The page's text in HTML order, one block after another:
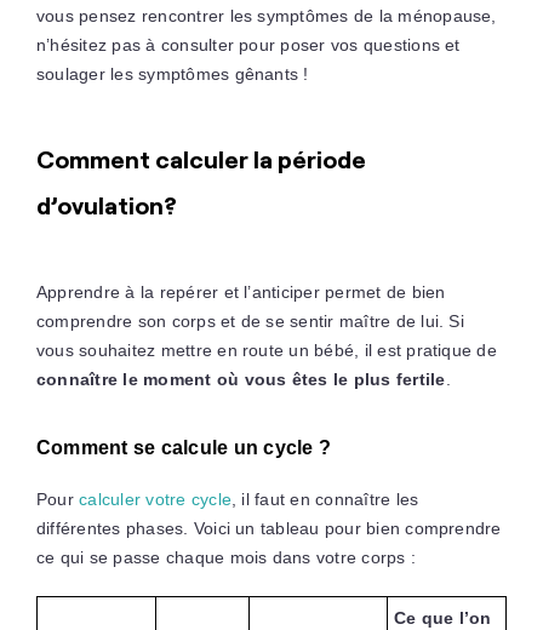
vous pensez rencontrer les symptômes de la ménopause,
n’hésitez pas à consulter pour poser vos questions et
soulager les symptômes gênants !
Comment calculer la période
d’ovulation?
Apprendre à la repérer et l’anticiper permet de bien
comprendre son corps et de se sentir maître de lui. Si
vous souhaitez mettre en route un bébé, il est pratique de
connaître le moment où vous êtes le plus fertile.
Comment se calcule un cycle ?
Pourcalculer votre cycle, il faut en connaître les
différentes phases. Voici un tableau pour bien comprendre
ce qui se passe chaque mois dans votre corps :
Ce que l’on